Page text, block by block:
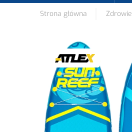
Strona główna Zdrowie